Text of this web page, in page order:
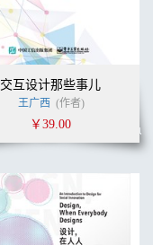
交互设计那些事儿
王广西 (作者)
￥39.00